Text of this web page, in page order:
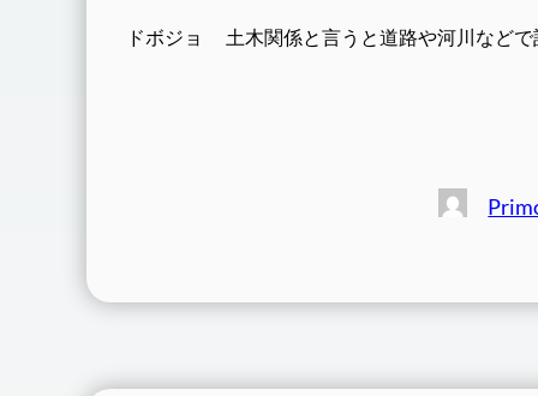
ドボジョ 土木関係と言うと道路や河川など